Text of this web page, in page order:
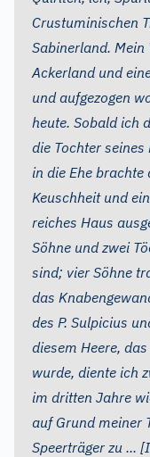
Crustuminischen
Sabinerland.
Ackerland und
und aufgezogen
heute. Sobald ich
die Tochter
in die Ehe brachte
Keuschheit und
reiches Haus
Söhne und zwei
sind; vier Söhne
das
des P. Sulpicius
diesem Heere,
wurde, diente ich
im dritten Jahre
auf Grund meiner
Speerträger zu ...